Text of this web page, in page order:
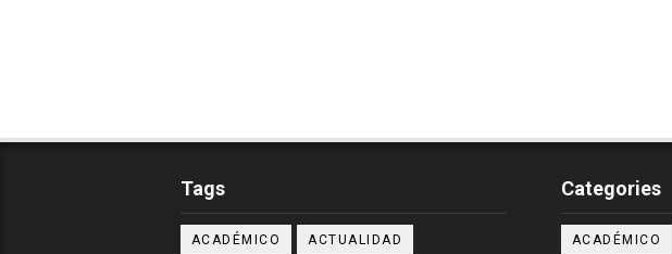
Tags
ACADÉMICO ACTUALIDAD
Categories
ACADÉMICO